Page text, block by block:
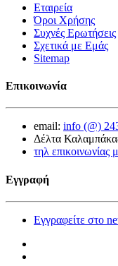
Εταιρεία
Όροι Χρήσης
Συχνές Ερωτήσεις
Σχετικά με Εμάς
Sitemap
Επικοινωνία
email: info (@)
Δέλτα
τηλ επικοινωνίας
Εγγραφή
Εγγραφείτε στο